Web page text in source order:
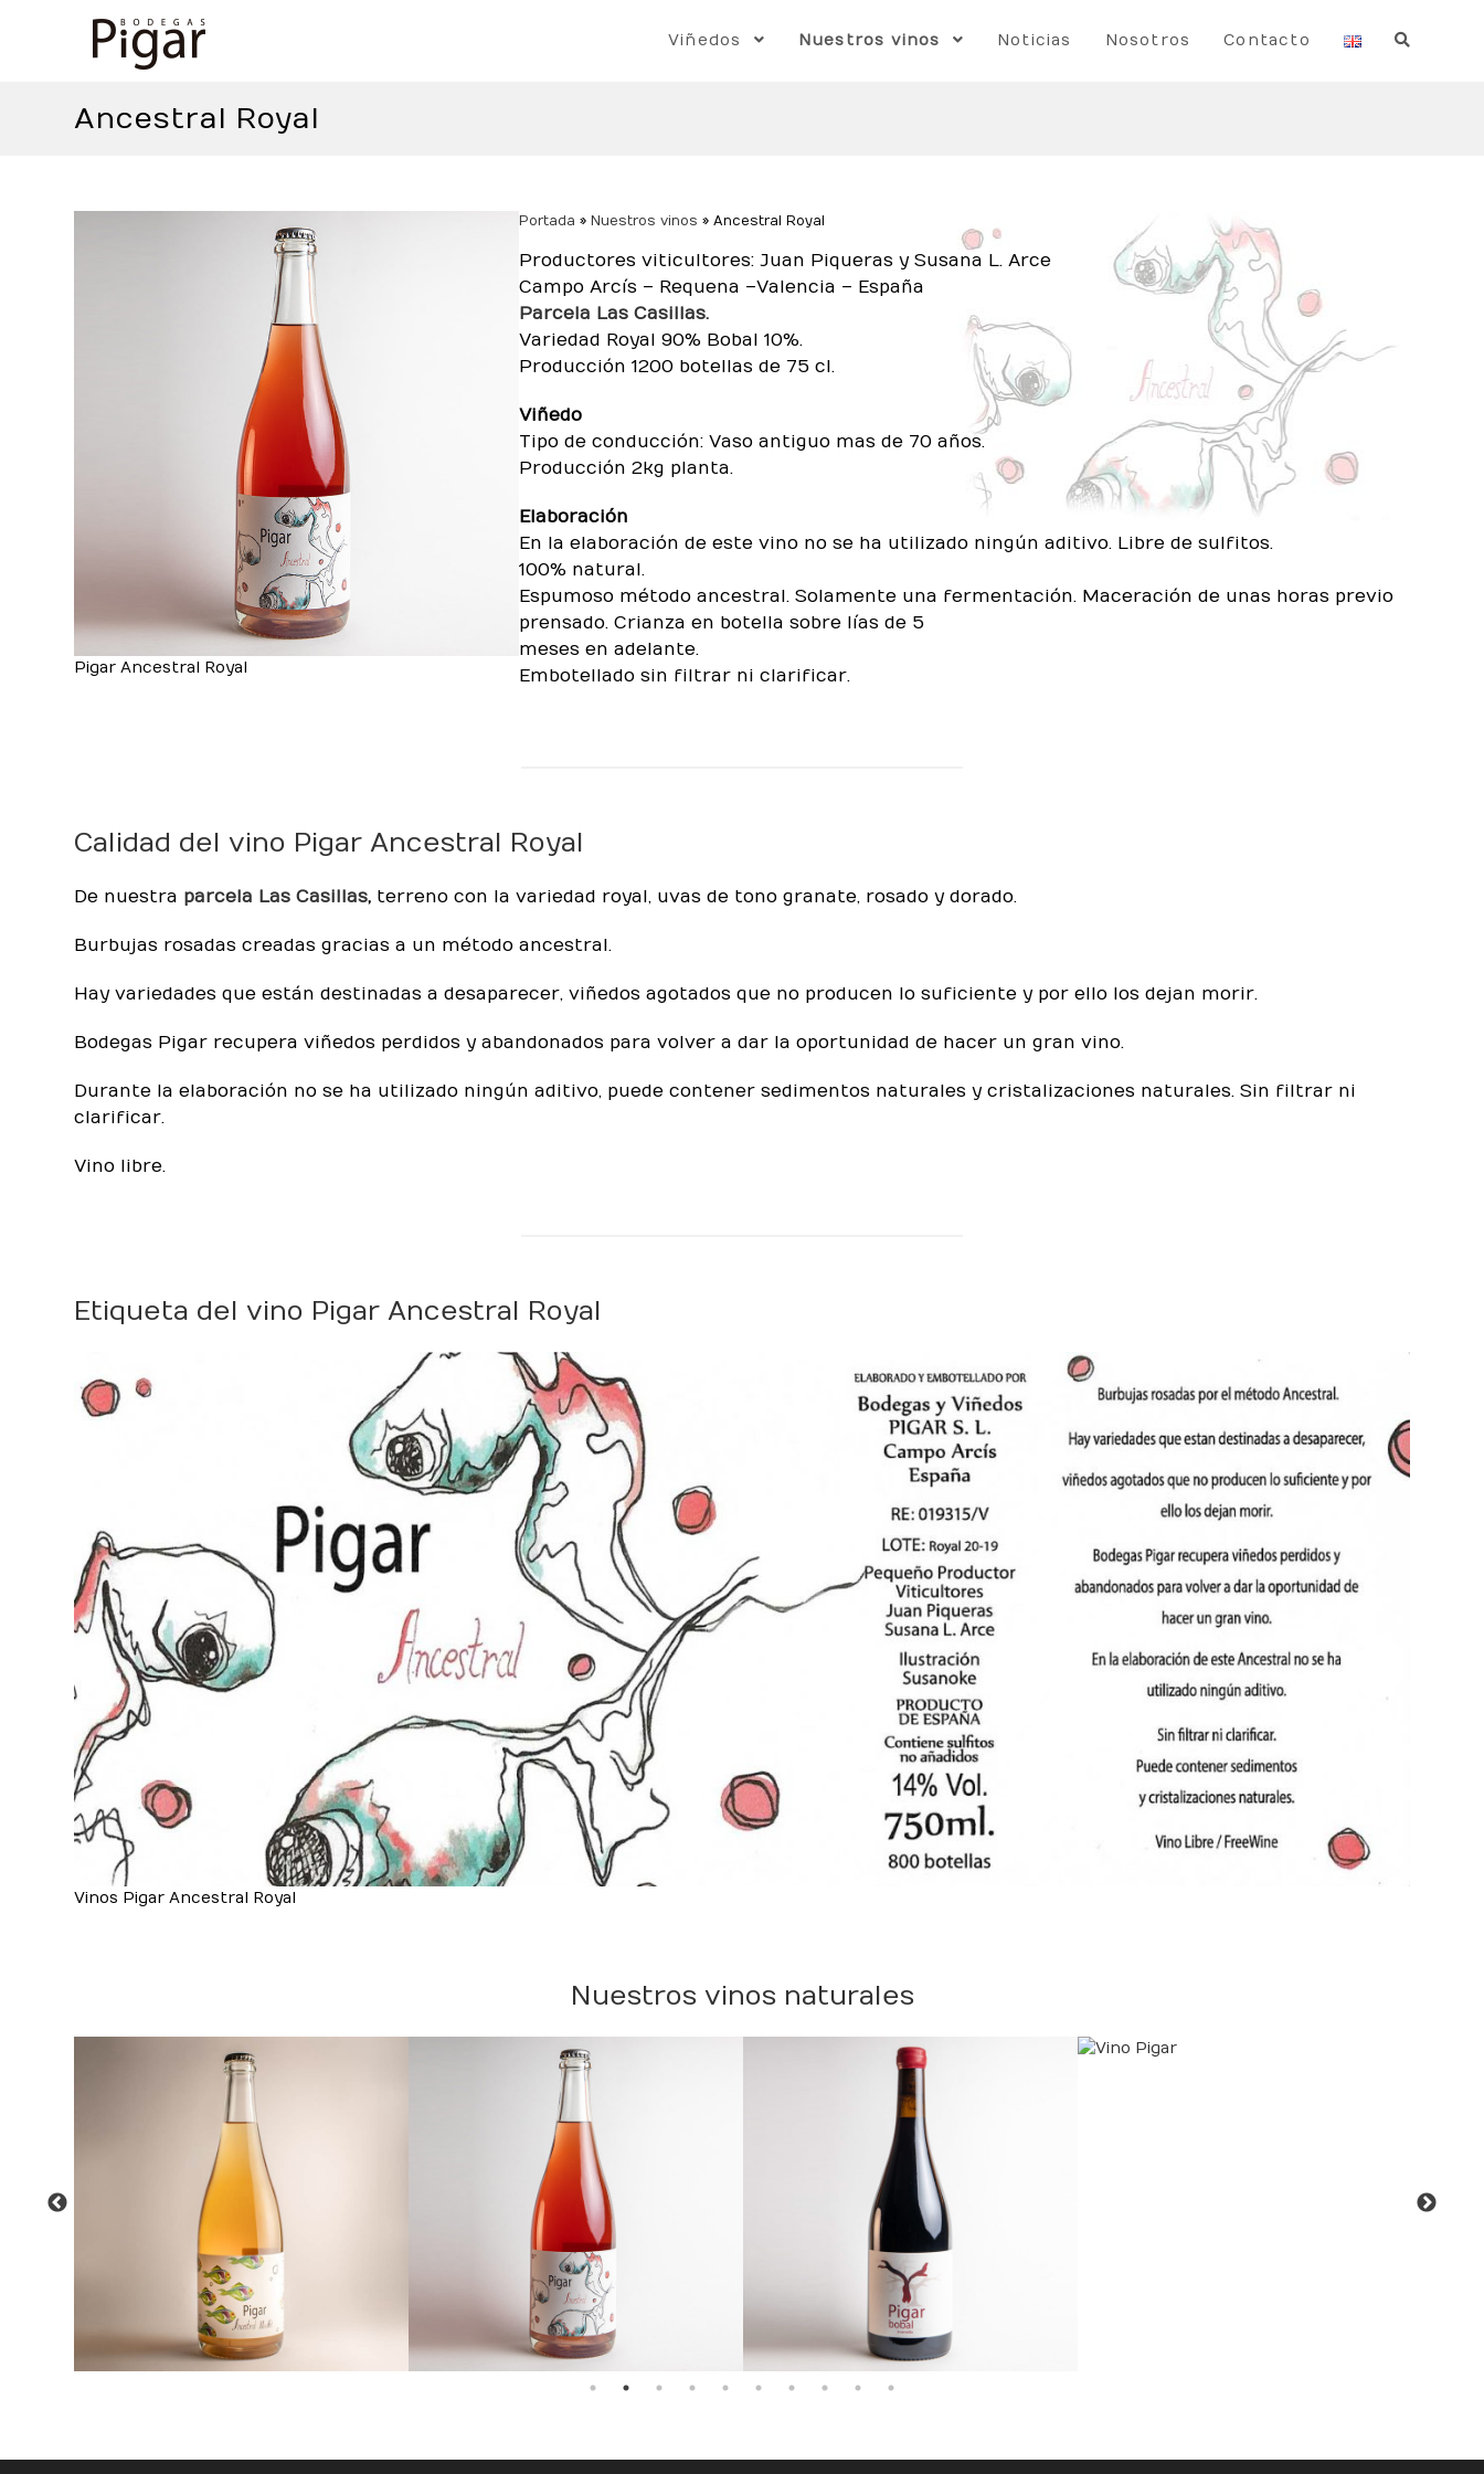
Viñedos Nuestros vinos Noticias Nosotros Contacto
Ancestral Royal
Pigar Ancestral Royal
Portada » Nuestros vinos »Ancestral Royal
Productores viticultores: Juan Piqueras y Susana L. Arce
Campo Arcís – Requena –Valencia – España
Parcela Las Casillas.
Variedad Royal 90% Bobal 10%.
Producción 1200 botellas de 75 cl.
Viñedo
Tipo de conducción: Vaso antiguo mas de 70 años.
Producción 2kg planta.
Elaboración
En la elaboración de este vino no se ha utilizado ningún aditivo. Libre de sulfitos.
100% natural.
Espumoso método ancestral. Solamente una fermentación. Maceración de unas horas previo
prensado. Crianza en botella sobre lías de 5
meses en adelante.
Embotellado sin filtrar ni clarificar.
Calidad del vino Pigar Ancestral Royal
De nuestra parcela Las Casillas, terreno con la variedad royal, uvas de tono granate, rosado y dorado.
Burbujas rosadas creadas gracias a un método ancestral.
Hay variedades que están destinadas a desaparecer, viñedos agotados que no producen lo suficiente y por ello los dejan morir.
Bodegas Pigar recupera viñedos perdidos y abandonados para volver a dar la oportunidad de hacer un gran vino.
Durante la elaboración no se ha utilizado ningún aditivo, puede contener sedimentos naturales y cristalizaciones naturales. Sin filtrar ni
clarificar.
Vino libre.
Etiqueta del vino Pigar Ancestral Royal
Vinos Pigar Ancestral Royal
Nuestros vinos naturales